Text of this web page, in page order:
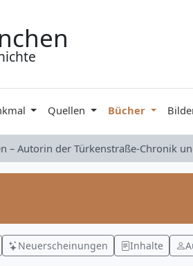
Quellen Bücher
– Autorin der Türkenstraße-Chronik
Neuerscheinungen Inhalte